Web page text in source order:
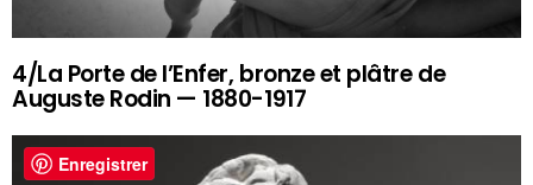
4/La Porte de l’Enfer, bronze et plâtre de
Auguste Rodin — 1880-1917
Enregistrer